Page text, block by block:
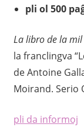
pli ol 500
La libro de la
la franclingva
de Antoine
Moirand. Serio
pli da informoj